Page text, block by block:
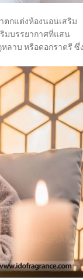
ตกแต่งห้องนอนเสริม
มบรรยากาศที่แสน
ลาบ หรือดอกราตรี ซึ่